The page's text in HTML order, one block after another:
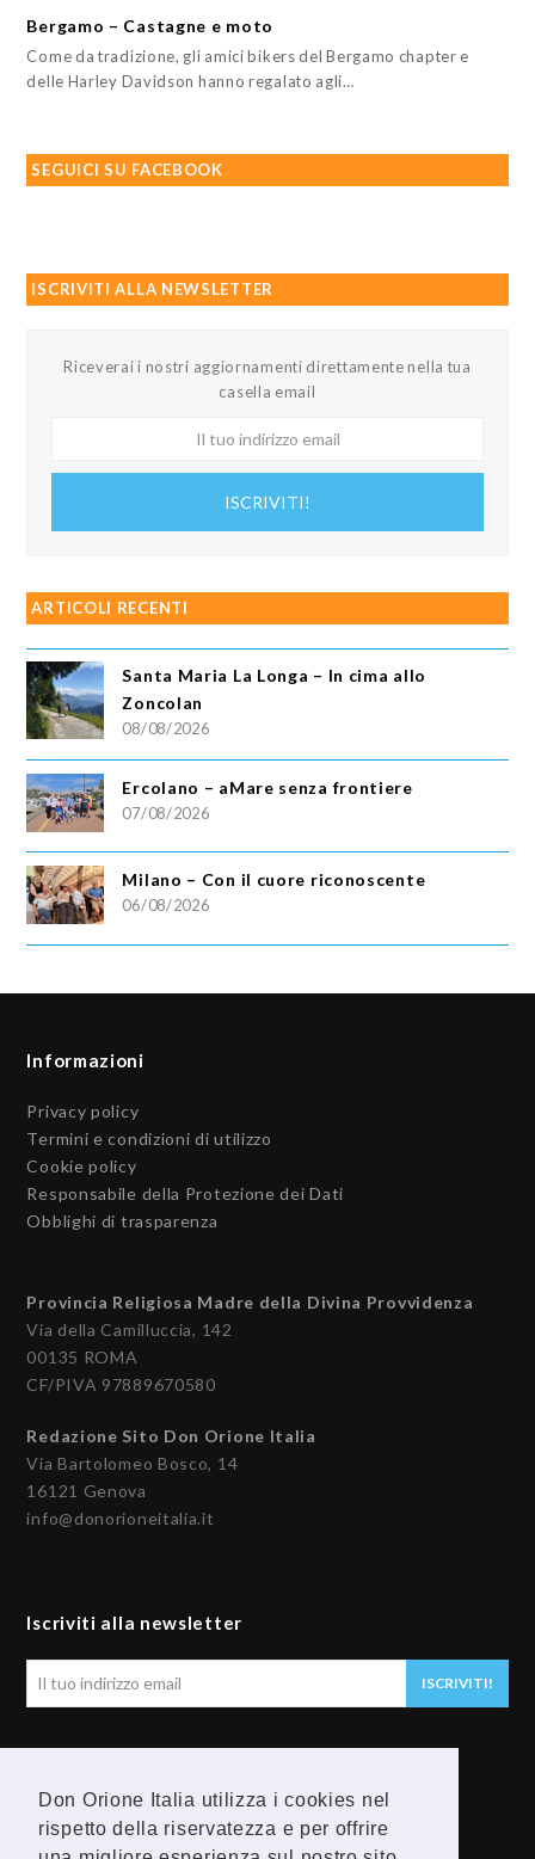
Don Orione Italia utilizza i cookies nel
rispetto della riservatezza e per offrire
Bergamo – Castagne e moto
Come da tradizione, gli amici bikers del Bergamo chapter e
delle Harley Davidson hanno regalato agli…
SEGUICI SU FACEBOOK
ISCRIVITI ALLA NEWSLETTER
Riceverai i nostri aggiornamenti direttamente nella tua
casella email
ISCRIVITI!
ARTICOLI RECENTI
Santa Maria La Longa – In cima allo
Zoncolan
08/08/2026
Ercolano – aMare senza frontiere
07/08/2026
Milano – Con il cuore riconoscente
06/08/2026
Informazioni
Privacy policy
Termini e condizioni di utilizzo
Cookie policy
Responsabile della Protezione dei Dati
Obblighi di trasparenza
Provincia Religiosa Madre della Divina Provvidenza
Via della Camilluccia, 142
00135 ROMA
CF/PIVA 97889670580
Redazione Sito Don Orione Italia
Via Bartolomeo Bosco, 14
16121 Genova
info@donorioneitalia.it
Iscriviti alla newsletter
ISCRIVITI!
F Y